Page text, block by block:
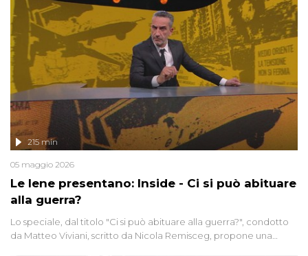
Le Iene presentano: Inside - Ci si può abituare
alla guerra?
215 min
05 maggio 2026
Lo speciale, dal titolo "Ci si può abituare alla guerra?", condotto
da Matteo Viviani, scritto da Nicola Remisceg, propone una